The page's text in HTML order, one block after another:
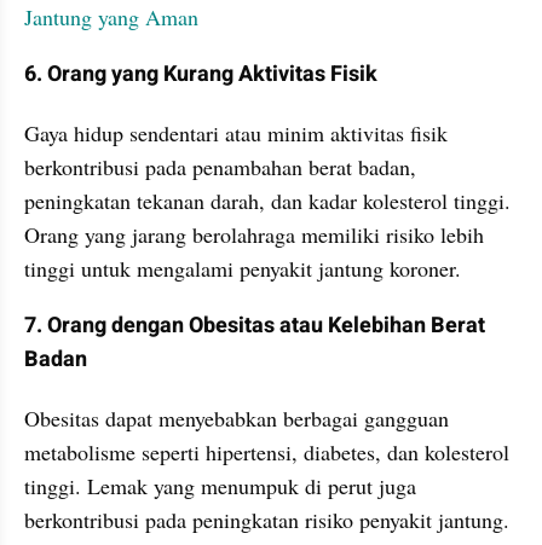
Jantung yang Aman
6. Orang yang Kurang Aktivitas Fisik
Gaya hidup sendentari atau minim aktivitas fisik
berkontribusi pada penambahan berat badan,
peningkatan tekanan darah, dan kadar kolesterol tinggi.
Orang yang jarang berolahraga memiliki risiko lebih
tinggi untuk mengalami penyakit jantung koroner.
7. Orang dengan Obesitas atau Kelebihan Berat
Badan
Obesitas dapat menyebabkan berbagai gangguan
metabolisme seperti hipertensi, diabetes, dan kolesterol
tinggi. Lemak yang menumpuk di perut juga
berkontribusi pada peningkatan risiko penyakit jantung.